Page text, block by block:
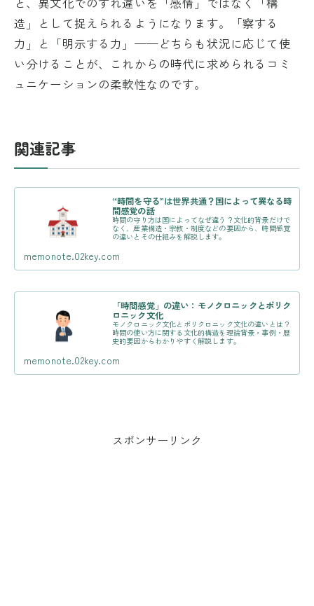
造」として捉えられるようになります。「察する
力」と「明示する力」——どちらも状況に応じて使
い分けることが、これからの時代に求められるコミ
ュニケーションの柔軟性なのです。
関連記事
“時間を守る”は世界共通？国によって異なる時
間感覚の話
時間の守り方は国によってなぜ違う？文化的背景だけで
なく、産業構造・宗教・制度などの要因から、時間感覚
の違いとその仕組みを解説します。
memonote.02key.com
「時間感覚」の違い：モノクロニックとポリク
ロニック文化
モノクロニック文化とポリクロニック文化の違いとは？
時間の使い方に関する文化的構造を理論背景・事例・歴
史的要因からわかりやすく解説します。
memonote.02key.com
スポンサーリンク